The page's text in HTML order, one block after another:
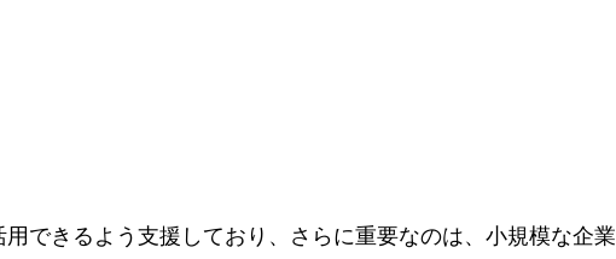
できるよう支援しており、さらに重要なのは、小規模な企業